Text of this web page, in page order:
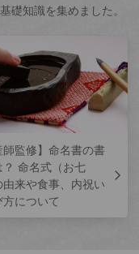
礎知識を集めました。
師監修】命名書の書
？ 命名式（お七
由来や食事、内祝い
について